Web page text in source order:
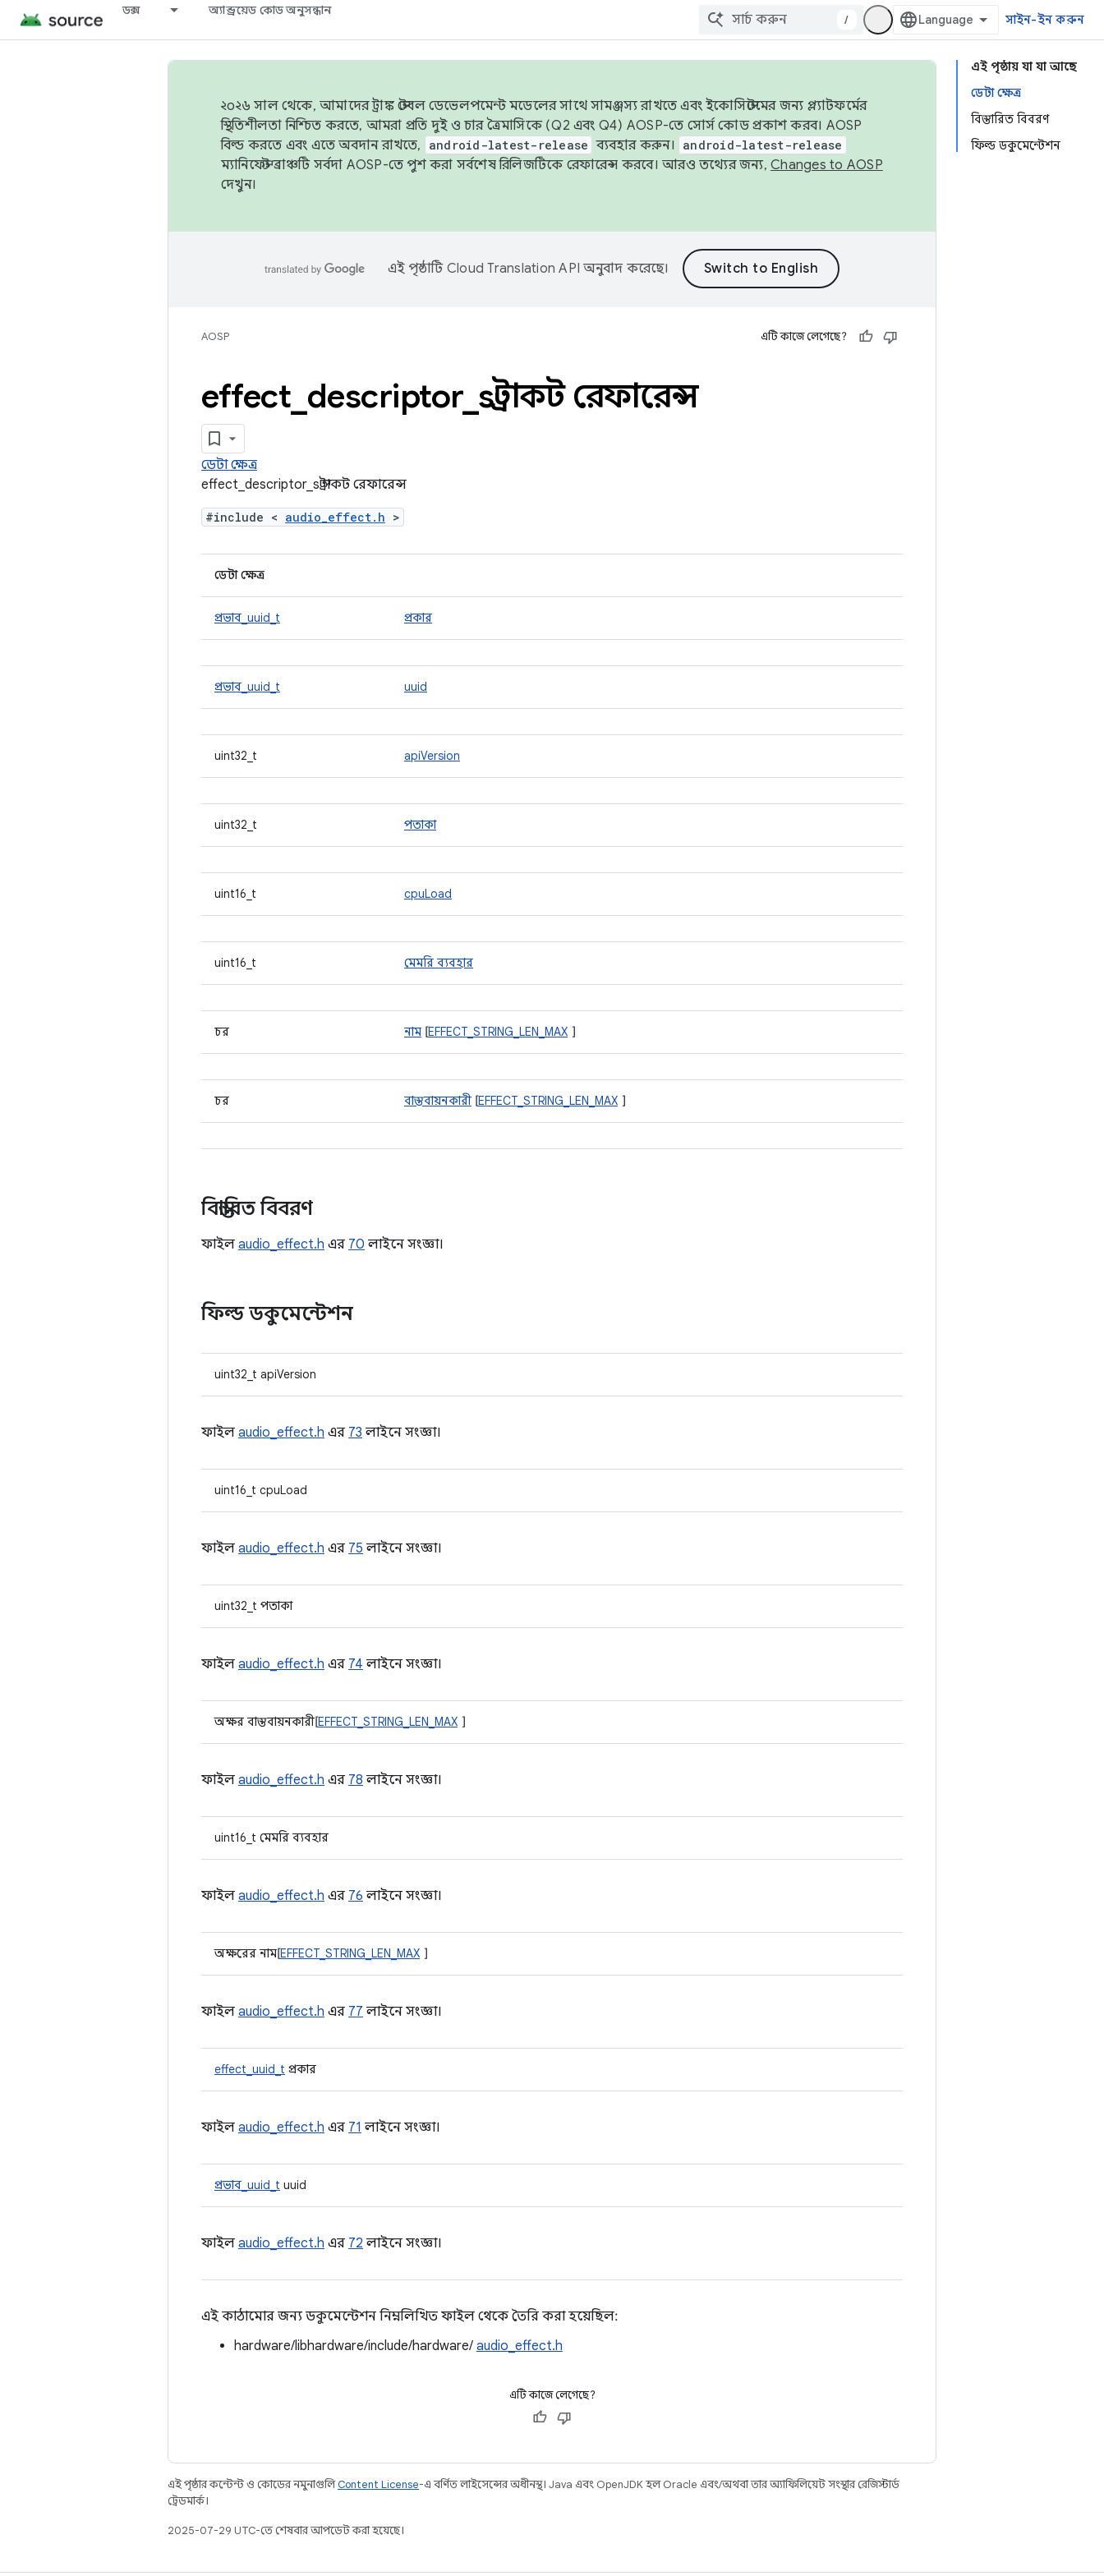
ডক্স অ্যান্ড্রয়েড কোড অনুসন্ধান
/ সাইন-ইন করুন
এই পৃষ্ঠায় যা যা আছে
ডেটা ক্ষেত্র
বিস্তারিত বিবরণ
ফিল্ড ডকুমেন্টেশন
২০২৬ সাল থেকে, আমাদের ট্রাঙ্ক স্টেবল ডেভেলপমেন্ট মডেলের সাথে সামঞ্জস্য রাখতে এবং ইকোসিস্টেমের জন্য প্ল্যাটফর্মের
স্থিতিশীলতা নিশ্চিত করতে, আমরা প্রতি দুই ও চার ত্রৈমাসিকে (Q2 এবং Q4) AOSP-তে সোর্স কোড প্রকাশ করব। AOSP
বিল্ড করতে এবং এতে অবদান রাখতে,
android-latest-release ব্যবহার করুন। android-latest-release
ম্যানিফেস্ট ব্রাঞ্চটি সর্বদা AOSP-তে পুশ করা সর্বশেষ রিলিজটিকে রেফারেন্স করবে। আরও তথ্যের জন্য, Changes to AOSP
দেখুন।
এই পৃষ্ঠাটি Cloud Translation API অনুবাদ করেছে।
AOSP এটি কাজে লেগেছে?
effect descriptor_ s স্ট্রাকট রেফারেন্স
ডেটা ক্ষেত্র
effect_descriptor_s স্ট্রাকট রেফারেন্স
#include < audio_effect.h >
ডেটা ক্ষেত্র
প্রভাব_uuid_t প্রকার
প্রভাব_uuid_t uuid
uint32_t apiVersion
uint32_t পতাকা
uint16_t cpuLoad
uint16_t মেমরি ব্যবহার
চর নাম [EFFECT_STRING_LEN_MAX ]
চর বাস্তবায়নকারী [EFFECT_STRING_LEN_MAX ]
বিস্তারিত বিবরণ
ফাইল audio_effect.h এর 70 লাইনে সংজ্ঞা।
ফিল্ড ডকুমেন্টেশন
uint32_t apiVersion
ফাইল audio_effect.h এর 73 লাইনে সংজ্ঞা।
uint16_t cpuLoad
ফাইল audio_effect.h এর 75 লাইনে সংজ্ঞা।
uint32_t পতাকা
ফাইল audio_effect.h এর 74 লাইনে সংজ্ঞা।
অক্ষর বাস্তবায়নকারী[EFFECT_STRING_LEN_MAX ]
ফাইল audio_effect.h এর 78 লাইনে সংজ্ঞা।
uint16_t মেমরি ব্যবহার
ফাইল audio_effect.h এর 76 লাইনে সংজ্ঞা।
অক্ষরের নাম[EFFECT_STRING_LEN_MAX ]
ফাইল audio_effect.h এর 77 লাইনে সংজ্ঞা।
effect_uuid_t প্রকার
ফাইল audio_effect.h এর 71 লাইনে সংজ্ঞা।
প্রভাব_uuid_t uuid
ফাইল audio_effect.h এর 72 লাইনে সংজ্ঞা।
এই কাঠামোর জন্য ডকুমেন্টেশন নিম্নলিখিত ফাইল থেকে তৈরি করা হয়েছিল:
hardware/libhardware/include/hardware/ audio_effect.h
এটি কাজে লেগেছে?
এই পৃষ্ঠার কন্টেন্ট ও কোডের নমুনাগুলিContent License-এ বর্ণিত লাইসেন্সের অধীনস্থ। Java এবং OpenJDK হল Oracle এবং/অথবা তার অ্যাফিলিয়েট সংস্থার রেজিস্টার্ড
ট্রেডমার্ক।
2025-07-29 UTC-তে শেষবার আপডেট করা হয়েছে।